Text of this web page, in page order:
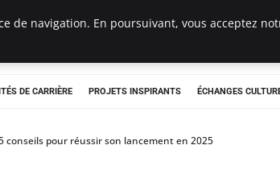
DE CARRIÈRE PROJETS INSPIRANTS ÉCHANGES
conseils pour réussir son lancement en 2025
de navigation. En poursuivant, vous acceptez